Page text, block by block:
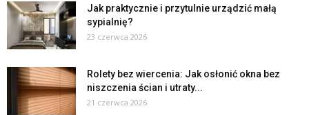
Jak praktycznie i przytulnie urządzić małą
sypialnię?
23 czerwca 2026
Rolety bez wiercenia: Jak osłonić okna bez
niszczenia ścian i utraty...
21 czerwca 2026